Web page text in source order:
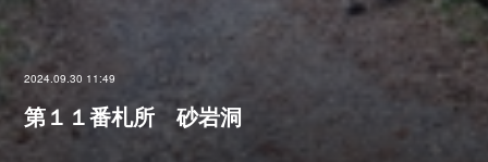
2024.09.30 11:49
第１１番札所 砂岩洞